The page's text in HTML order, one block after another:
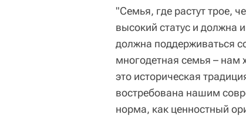
"Семья, где растут трое,
высокий статус и должна
должна поддерживаться
многодетная семья – нам
это историческая
востребована нашим
норма, как ценностный